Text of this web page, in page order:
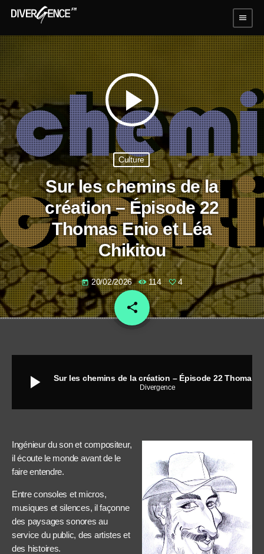
menu
play_arrow
Culture
Sur les chemins de la
création – Épisode 22
Thomas Enio et Léa
Chikitou
today 20/02/2026 114 4
share
email
play_arrow Sur les chemins de la création – Épisode 22 Thomas Enio et Léa Chikitou
Divergence
Ingénieur du son et compositeur,
il écoute le monde avant de le
faire entendre.
Entre consoles et micros,
musiques et silences, il façonne
des paysages sonores au
service du public, des artistes et
des histoires.